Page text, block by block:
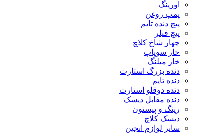
اورینگ
پمپ روغن
پیچ دنده تایم
پیچ فیلر
چهار شاخ کلاچ
خار سوپاپ
خار میلنگ
دنده بزرگ استارت
دنده تایم
دنده دوقلو استارت
دنده مقابل دیسک
رینگ و پیستون
دیسک کلاچ
سایر لوازم انجین